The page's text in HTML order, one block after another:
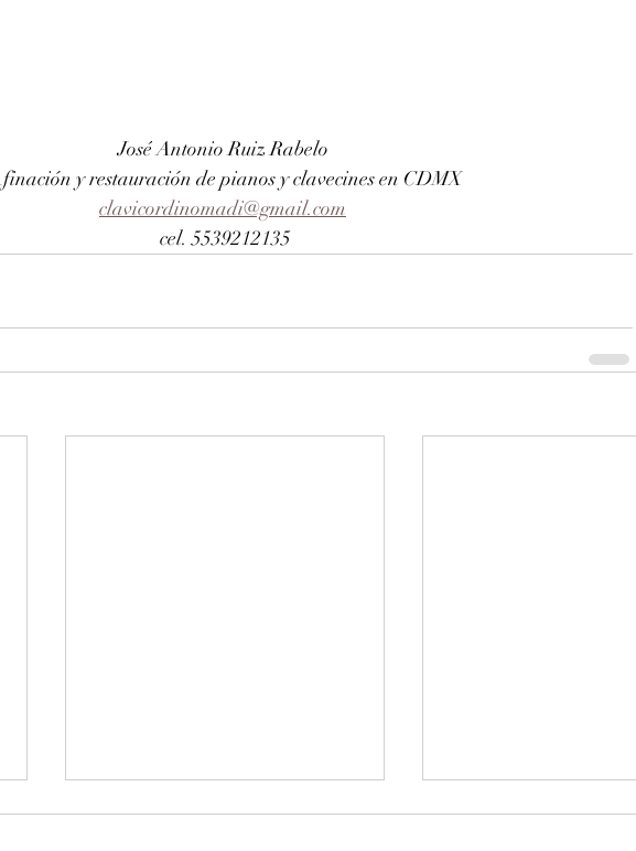
José Antonio Ruiz Rabelo
y restauración de pianos y clavecines en CDMX
clavicordinomadi@gmail.com
cel. 5539212135